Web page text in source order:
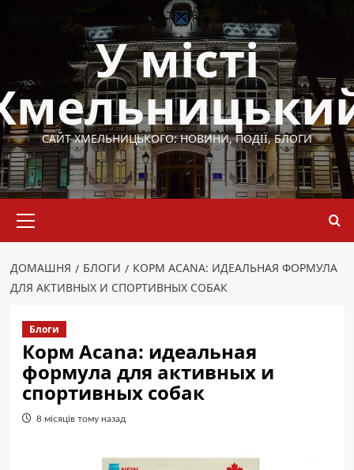
У місті
САЙТ ХМЕЛЬНИЦЬКОГО: НОВИНИ, ПОДІЇ, БЛОГИ
меню
ДОМАШНЯ БЛОГИ
КОРМ ACANA: ИДЕАЛЬНАЯ ФОРМУЛА
ДЛЯ АКТИВНЫХ И СПОРТИВНЫХ СОБАК
Блоги
Корм Acana: идеальная
формула для активных и
спортивных собак
8 місяців тому назад